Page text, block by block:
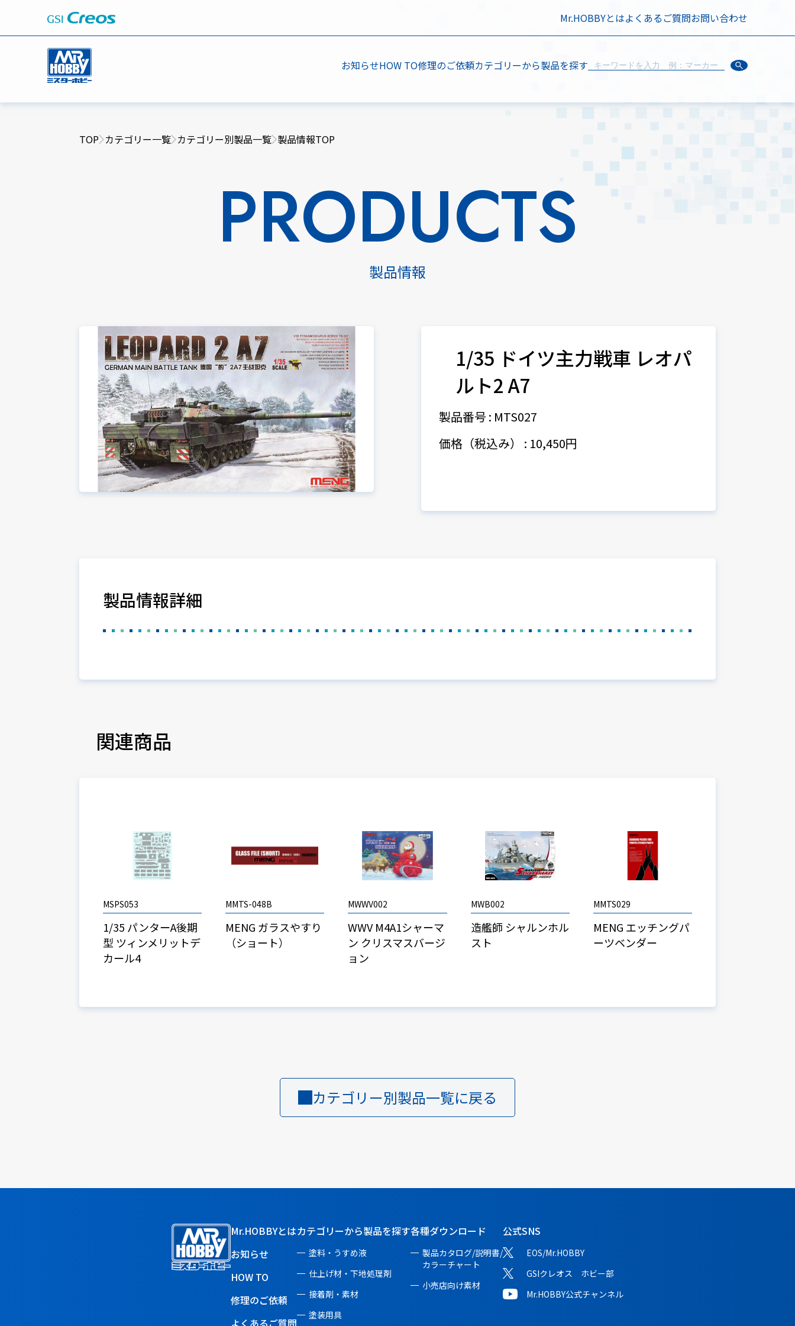
Mr.HOBBYとはよくあるご質問お問い合わせ
お知らせHOW TO修理のご依頼カテゴリーから製品を探す
TOP カテゴリー一覧 カテゴリー別製品一覧 製品情報TOP
PRODUCTS
製品情報
1/35 ドイツ主力戦車 レオパ
ルト2 A7
製品番号 : MTS027
価格（税込み） : 10,450円
製品情報詳細
関連商品
MSPS053
1/35 パンターA後期
型 ツィンメリットデ
カール4
MMTS-048B
MENG ガラスやすり
（ショート）
MWWV002
WWV M4A1シャーマ
ン クリスマスバージ
ョン
MWB002
造艦師 シャルンホル
スト
MMTS029
MENG エッチングパ
ーツベンダー
カテゴリー別製品一覧に戻る
Mr.HOBBYとは
お知らせ
HOW TO
修理のご依頼
よくあるご質問
カテゴリーから製品を探す
塗料・うすめ液
仕上げ材・下地処理剤
接着剤・素材
塗装用具
各種ダウンロード
製品カタログ/説明書/
カラーチャート
小売店向け素材
公式SNS
EOS/Mr.HOBBY
GSIクレオス ホビー部
Mr.HOBBY公式チャンネル